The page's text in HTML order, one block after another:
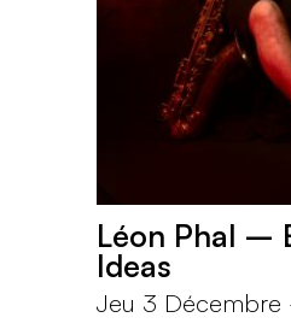
Léon Phal –
Ideas
Jeu 3 Décembre